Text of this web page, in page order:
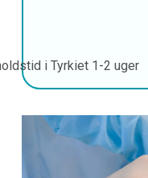
i Tyrkiet 1-2 uger